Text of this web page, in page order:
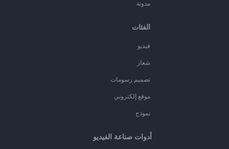
مدونة
الفئات
فيديو
شعار
تصميم رسومات
موقع إلكتروني
نموذج
أدوات صناعة الفيديو